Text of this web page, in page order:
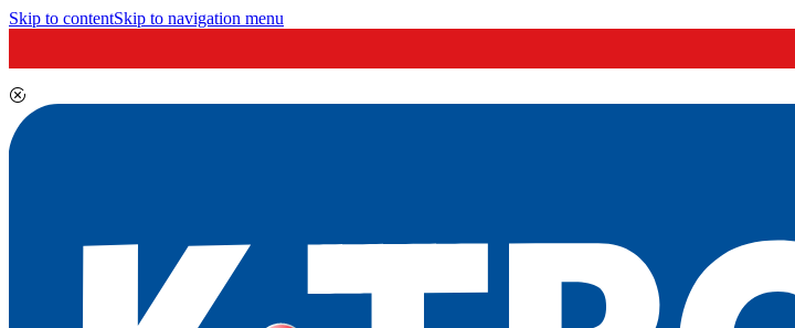
Skip to contentSkip to navigation menu